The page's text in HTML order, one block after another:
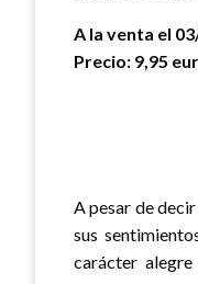
A la venta el
Precio: 9,95
A pesar de
sus
carácter